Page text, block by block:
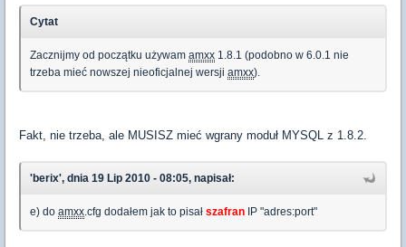
Cytat
Zacznijmy od początku używam amxx 1.8.1 (podobno w 6.0.1 nie
trzeba mieć nowszej nieoficjalnej wersji amxx).
Fakt, nie trzeba, ale MUSISZ mieć wgrany moduł MYSQL z 1.8.2.
'berix', dnia 19 Lip 2010 - 08:05, napisał:
e) do amxx .cfg dodałem jak to pisał szafran IP "adres:port"